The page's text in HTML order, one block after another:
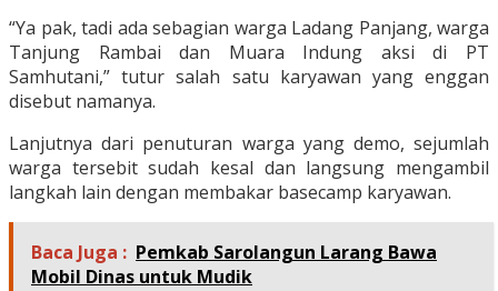
“Ya pak, tadi ada sebagian warga Ladang Panjang, warga
Tanjung Rambai dan Muara Indung aksi di PT
Samhutani,” tutur salah satu karyawan yang enggan
disebut namanya.
Lanjutnya dari penuturan warga yang demo, sejumlah
warga tersebit sudah kesal dan langsung mengambil
langkah lain dengan membakar basecamp karyawan.
Baca Juga : Pemkab Sarolangun Larang Bawa
Mobil Dinas untuk Mudik